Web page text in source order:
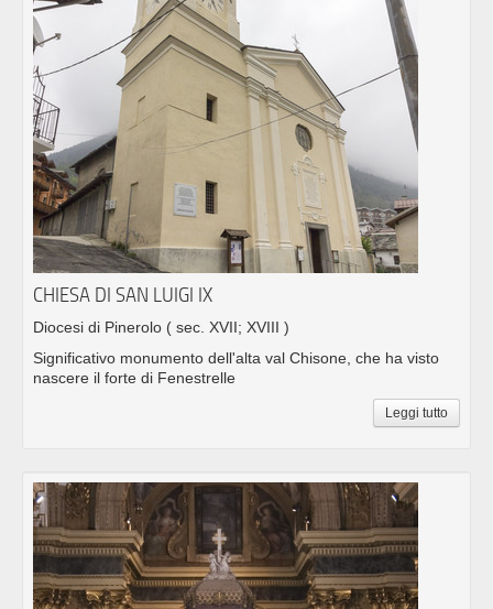
CHIESA DI SAN LUIGI IX
Diocesi di Pinerolo ( sec. XVII; XVIII )
Significativo monumento dell'alta val Chisone, che ha visto
nascere il forte di Fenestrelle
Leggi tutto